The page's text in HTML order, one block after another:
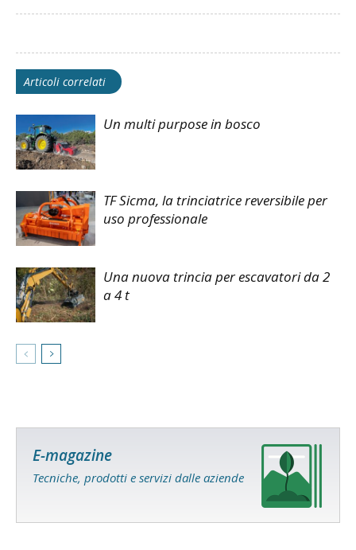
Articoli correlati
Un multi purpose in bosco
TF Sicma, la trinciatrice reversibile per
uso professionale
Una nuova trincia per escavatori da 2
a 4 t
E-magazine
Tecniche, prodotti e servizi dalle aziende